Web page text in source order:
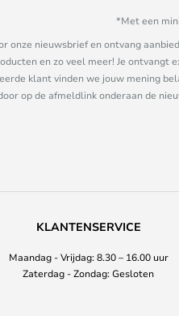
*Met een
onze nieuwsbrief en ontvang
en zo veel meer! Je ontvangt
klant vinden we jouw mening
op de afmeldlink onderaan de
KLANTENSERVICE
Maandag - Vrijdag: 8.30 – 16.00 uur
Zaterdag - Zondag: Gesloten